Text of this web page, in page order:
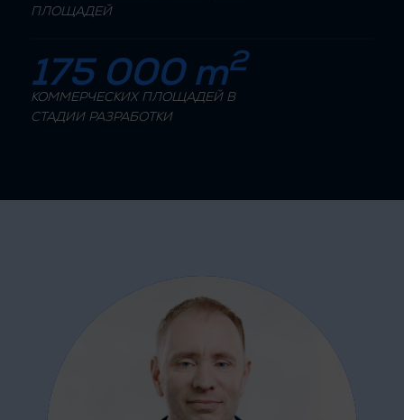
ПЛОЩАДЕЙ
175 000 m2
КОММЕРЧЕСКИХ ПЛОЩАДЕЙ В
СТАДИИ РАЗРАБОТКИ